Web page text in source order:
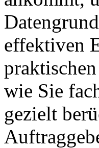
effektiven
wie Sie
gezielt